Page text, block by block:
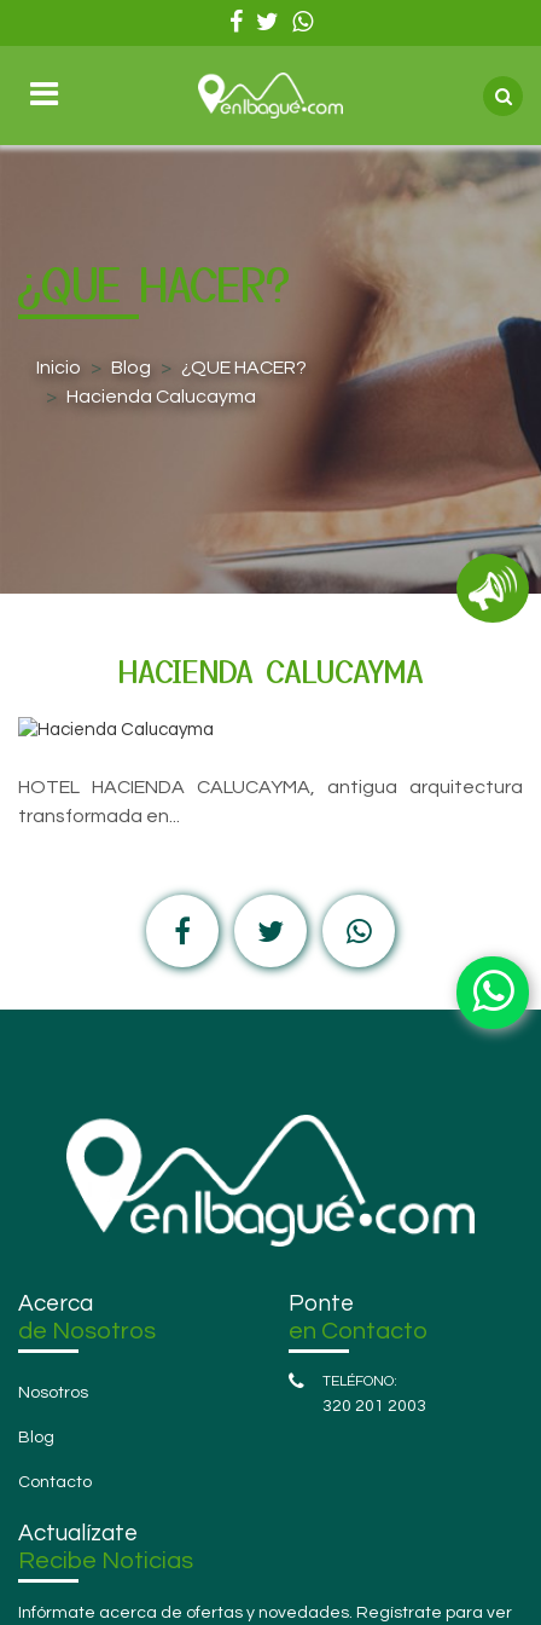
¿QUE HACER?
Inicio Blog
¿QUE HACER?
Hacienda Calucayma
HACIENDA CALUCAYMA
HOTEL HACIENDA CALUCAYMA, antigua arquitectura
transformada en...
Acerca
de Nosotros
Nosotros
Blog
Contacto
Ponte
en Contacto
320 201 2003
Actualízate
Recibe Noticias
Infórmate acerca de ofertas y novedades. Regístrate para ver